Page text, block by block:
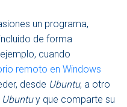
un programa,
de forma
cuando
remoto en Windows
desde Ubuntu, a otro
Ubuntuy que comparte su